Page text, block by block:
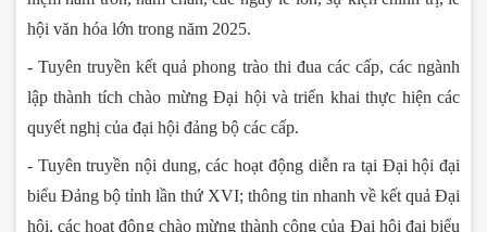
hội văn hóa lớn trong năm 2025.
- Tuyên truyền kết quả phong trào thi đua các cấp, các ngành
lập thành tích chào mừng Đại hội và triển khai thực hiện các
quyết nghị của đại hội đảng bộ các cấp.
- Tuyên truyền nội dung, các hoạt động diễn ra tại Đại hội đại
biểu Đảng bộ tỉnh lần thứ XVI; thông tin nhanh về kết quả Đại
hội, các hoạt động chào mừng thành công của Đại hội đại biểu